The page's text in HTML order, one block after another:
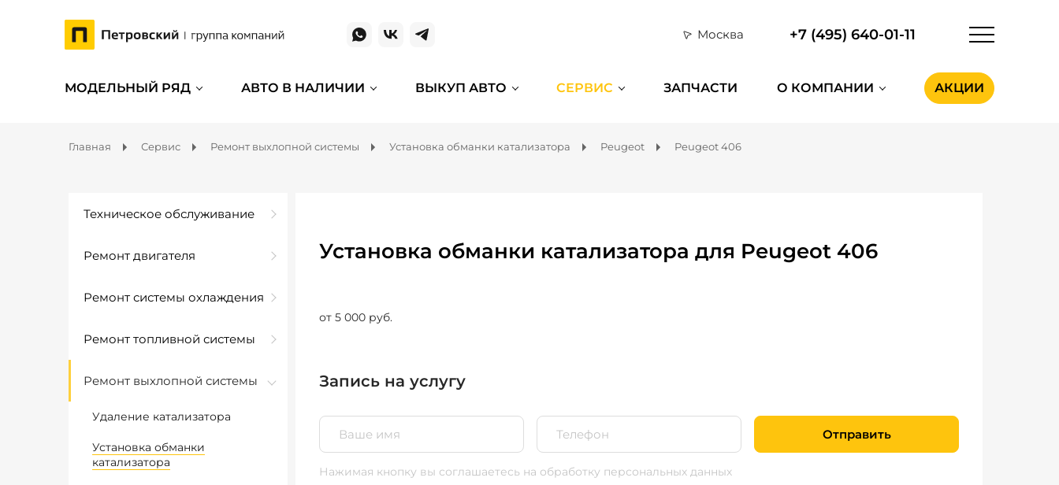
Москва +7 (495) 640-01-11
МОДЕЛЬНЫЙ РЯД АВТО В НАЛИЧИИ ВЫКУП АВТО СЕРВИС ЗАПЧАСТИ О КОМПАНИИ АКЦИИ
Главная Сервис Ремонт выхлопной системы Установка обманки катализатора Peugeot Peugeot 406
Техническое обслуживание
Ремонт двигателя
Ремонт системы охлаждения
Ремонт топливной системы
Ремонт выхлопной системы
Удаление катализатора
Установка обманки
катализатора
Установка обманки катализатора для Peugeot 406
от 5 000 руб.
Запись на услугу
Отправить
Нажимая кнопку вы соглашаетесь на обработку персональных данных